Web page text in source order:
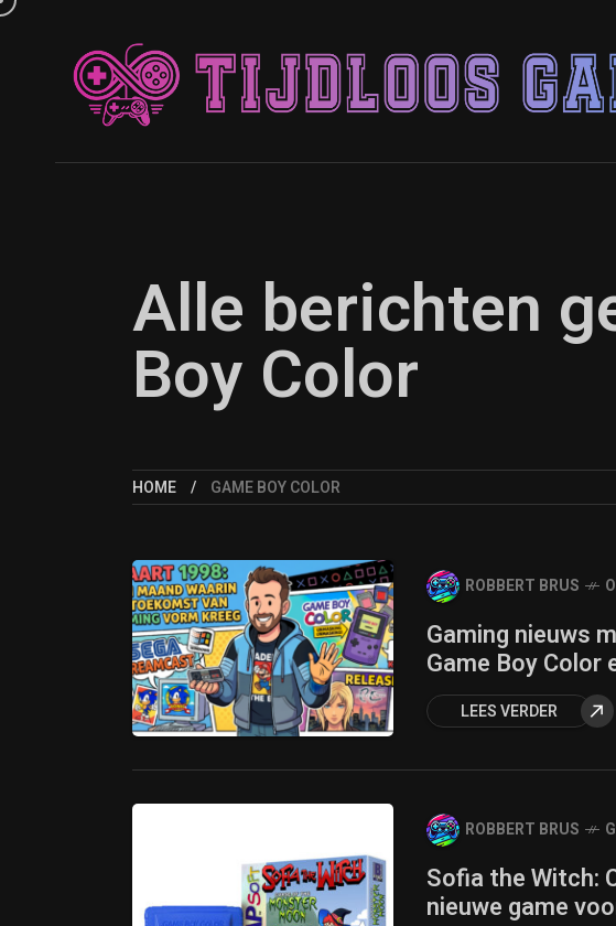
Alle berichten
Boy Color
HOME GAME BOY COLOR
ROBBERT BRUS
Gaming nieuws
Game Boy Color
LEES VERDER
ROBBERT BRUS
Sofia the Witch:
nieuwe game